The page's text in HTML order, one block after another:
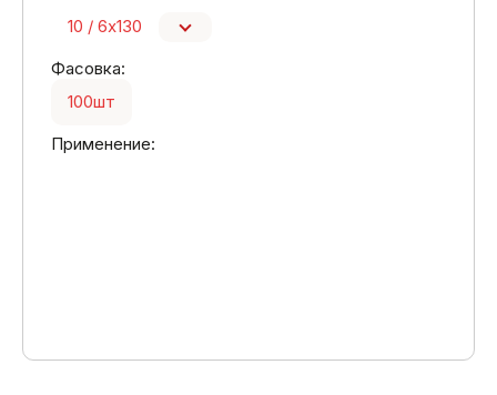
10 / 6х130
Фасовка:
100шт
Применение: